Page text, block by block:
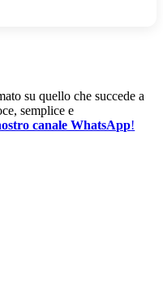
su quello che succede a
semplice e
canale WhatsApp!